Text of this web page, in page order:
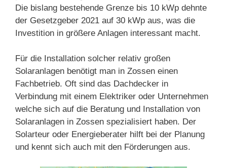
Die bislang bestehende Grenze bis 10 kWp dehnte
der Gesetzgeber 2021 auf 30 kWp aus, was die
Investition in größere Anlagen interessant macht.
Für die Installation solcher relativ großen
Solaranlagen benötigt man in Zossen einen
Fachbetrieb. Oft sind das Dachdecker in
Verbindung mit einem Elektriker oder Unternehmen
welche sich auf die Beratung und Installation von
Solaranlagen in Zossen spezialisiert haben. Der
Solarteur oder Energieberater hilft bei der Planung
und kennt sich auch mit den Förderungen aus.